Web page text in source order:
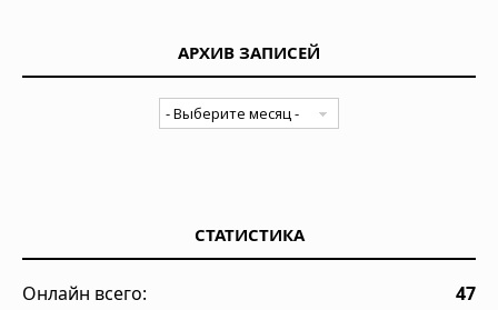
АРХИВ ЗАПИСЕЙ
СТАТИСТИКА
Онлайн всего:
47